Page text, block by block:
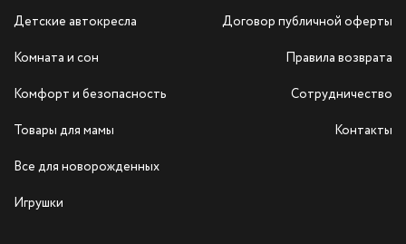
Детские автокресла
Комната и сон
Комфорт и безопасность
Товары для мамы
Все для новорожденных
Игрушки
Договор публичной оферты
Правила возврата
Сотрудничество
Контакты